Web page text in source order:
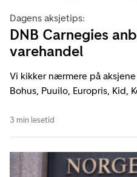
Dagens aksjetips:
DNB Carnegies
varehandel
Vi kikker nærmere på aksjene
Bohus, Puuilo, Europris, Kid,
3 min lesetid